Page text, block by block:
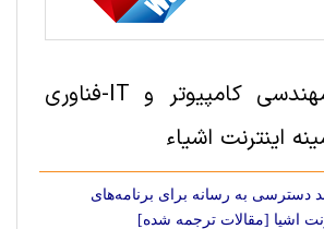
سایر منابع مهندسی کامپیوتر و IT-فناوری
اینترنت اشیاء
دسترسی به رسانه برای برنامه‌های
اشیا [مقالات ترجمه شده]